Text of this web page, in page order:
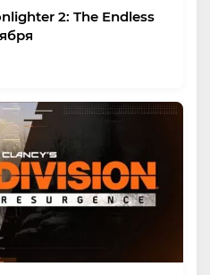
2: The Endless